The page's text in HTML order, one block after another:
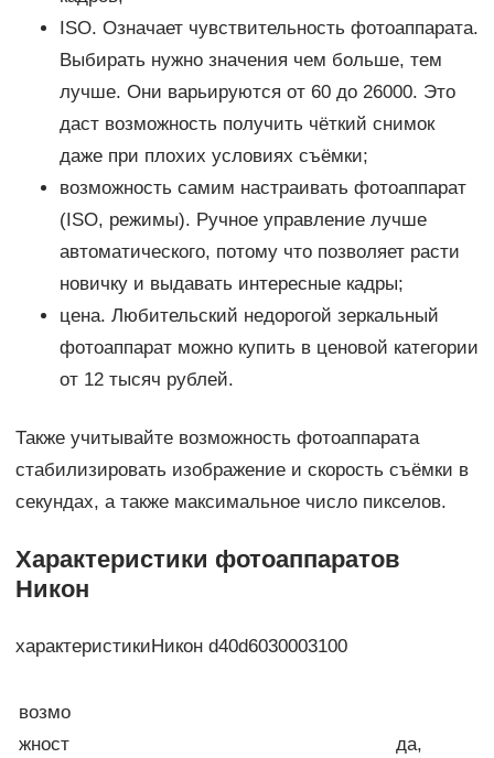
ISO. Означает чувствительность фотоаппарата.
Выбирать нужно значения чем больше, тем
лучше. Они варьируются от 60 до 26000. Это
даст возможность получить чёткий снимок
даже при плохих условиях съёмки;
возможность самим настраивать фотоаппарат
(ISO, режимы). Ручное управление лучше
автоматического, потому что позволяет расти
новичку и выдавать интересные кадры;
цена. Любительский недорогой зеркальный
фотоаппарат можно купить в ценовой категории
от 12 тысяч рублей.
Также учитывайте возможность фотоаппарата
стабилизировать изображение и скорость съёмки в
секундах, а также максимальное число пикселов.
Характеристики фотоаппаратов
Никон
характеристикиНикон d40d6030003100
возмо
жност
да,